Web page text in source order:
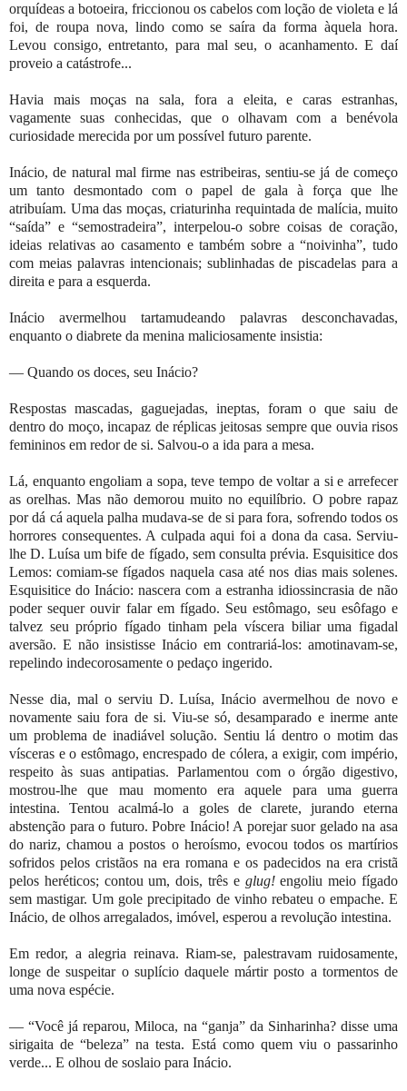
orquídeas a botoeira, friccionou os cabelos com loção de violeta e lá
foi, de roupa nova, lindo como se saíra da forma àquela hora.
Levou consigo, entretanto, para mal seu, o acanhamento. E daí
proveio a catástrofe...
Havia mais moças na sala, fora a eleita, e caras estranhas,
vagamente suas conhecidas, que o olhavam com a benévola
curiosidade merecida por um possível futuro parente.
Inácio, de natural mal firme nas estribeiras, sentiu-se já de começo
um tanto desmontado com o papel de gala à força que lhe
atribuíam. Uma das moças, criaturinha requintada de malícia, muito
“saída” e “semostradeira”, interpelou-o sobre coisas de coração,
ideias relativas ao casamento e também sobre a “noivinha”, tudo
com meias palavras intencionais; sublinhadas de piscadelas para a
direita e para a esquerda.
Inácio avermelhou tartamudeando palavras desconchavadas,
enquanto o diabrete da menina maliciosamente insistia:
— Quando os doces, seu Inácio?
Respostas mascadas, gaguejadas, ineptas, foram o que saiu de
dentro do moço, incapaz de réplicas jeitosas sempre que ouvia risos
femininos em redor de si. Salvou-o a ida para a mesa.
Lá, enquanto engoliam a sopa, teve tempo de voltar a si e arrefecer
as orelhas. Mas não demorou muito no equilíbrio. O pobre rapaz
por dá cá aquela palha mudava-se de si para fora, sofrendo todos os
horrores consequentes. A culpada aqui foi a dona da casa. Serviu-
lhe D. Luísa um bife de fígado, sem consulta prévia. Esquisitice dos
Lemos: comiam-se fígados naquela casa até nos dias mais solenes.
Esquisitice do Inácio: nascera com a estranha idiossincrasia de não
poder sequer ouvir falar em fígado. Seu estômago, seu esôfago e
talvez seu próprio fígado tinham pela víscera biliar uma figadal
aversão. E não insistisse Inácio em contrariá-los: amotinavam-se,
repelindo indecorosamente o pedaço ingerido.
Nesse dia, mal o serviu D. Luísa, Inácio avermelhou de novo e
novamente saiu fora de si. Viu-se só, desamparado e inerme ante
um problema de inadiável solução. Sentiu lá dentro o motim das
vísceras e o estômago, encrespado de cólera, a exigir, com império,
respeito às suas antipatias. Parlamentou com o órgão digestivo,
mostrou-lhe que mau momento era aquele para uma guerra
intestina. Tentou acalmá-lo a goles de clarete, jurando eterna
abstenção para o futuro. Pobre Inácio! A porejar suor gelado na asa
do nariz, chamou a postos o heroísmo, evocou todos os martírios
sofridos pelos cristãos na era romana e os padecidos na era cristã
pelos heréticos; contou um, dois, três e glug!engoliu meio fígado
sem mastigar. Um gole precipitado de vinho rebateu o empache. E
Inácio, de olhos arregalados, imóvel, esperou a revolução intestina.
Em redor, a alegria reinava. Riam-se, palestravam ruidosamente,
longe de suspeitar o suplício daquele mártir posto a tormentos de
uma nova espécie.
— “Você já reparou, Miloca, na “ganja” da Sinharinha? disse uma
sirigaita de “beleza” na testa. Está como quem viu o passarinho
verde... E olhou de soslaio para Inácio.